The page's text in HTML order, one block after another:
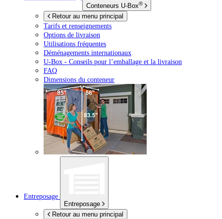
Conteneurs U-Box®
Retour au menu principal
Tarifs et renseignements
Options de livraison
Utilisations fréquentes
Déménagements internationaux
U-Box - Conseils pour l’emballage et la livraison
FAQ
Dimensions du conteneur
Entreposage
Entreposage
Retour au menu principal